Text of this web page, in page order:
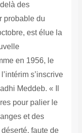
des
probable du
est élue la
en 1956, le
s’inscrive
Meddeb. « Il
pour palier le
et des
faute de